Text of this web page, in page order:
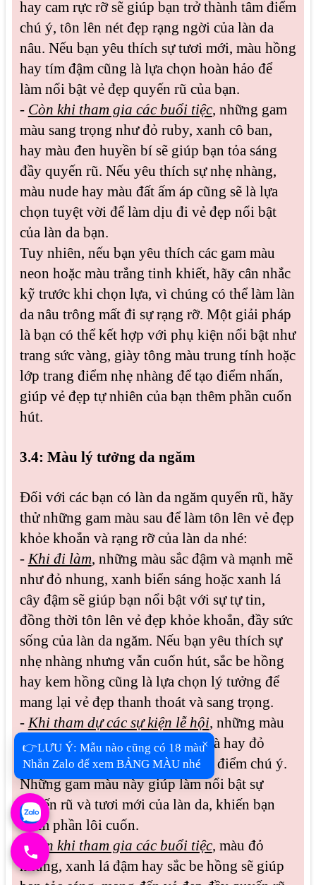
hay cam rực rỡ sẽ giúp bạn trở thành tâm điểm
chú ý, tôn lên nét đẹp rạng ngời của làn da
nâu. Nếu bạn yêu thích sự tươi mới, màu hồng
hay tím đậm cũng là lựa chọn hoàn hảo để
làm nổi bật vẻ đẹp quyến rũ của bạn.
- Còn khi tham gia các buổi tiệc, những gam
màu sang trọng như đỏ ruby, xanh cô ban,
hay màu đen huyền bí sẽ giúp bạn tỏa sáng
đầy quyến rũ. Nếu yêu thích sự nhẹ nhàng,
màu nude hay màu đất ấm áp cũng sẽ là lựa
chọn tuyệt vời để làm dịu đi vẻ đẹp nổi bật
của làn da bạn.
Tuy nhiên, nếu bạn yêu thích các gam màu
neon hoặc màu trắng tinh khiết, hãy cân nhắc
kỹ trước khi chọn lựa, vì chúng có thể làm làn
da nâu trông mất đi sự rạng rỡ. Một giải pháp
là bạn có thể kết hợp với phụ kiện nổi bật như
trang sức vàng, giày tông màu trung tính hoặc
lớp trang điểm nhẹ nhàng để tạo điểm nhấn,
giúp vẻ đẹp tự nhiên của bạn thêm phần cuốn
hút.
3.4: Màu lý tưởng da ngăm
Đối với các bạn có làn da ngăm quyến rũ, hãy
thử những gam màu sau để làm tôn lên vẻ đẹp
khỏe khoắn và rạng rỡ của làn da nhé:
-Khi đi làm, những màu sắc đậm và mạnh mẽ
như đỏ nhung, xanh biển sáng hoặc xanh lá
cây đậm sẽ giúp bạn nổi bật với sự tự tin,
đồng thời tôn lên vẻ đẹp khỏe khoắn, đầy sức
sống của làn da ngăm. Nếu bạn yêu thích sự
nhẹ nhàng nhưng vẫn cuốn hút, sắc be hồng
hay kem hồng cũng là lựa chọn lý tưởng để
mang lại vẻ đẹp thanh thoát và sang trọng.
-Khi tham dự các sự kiện lễ hội, những màu
sắc quyến rũ như hồng tro, tím cà hay đỏ
nhung sẽ giúp bạn trở thành tâm điểm chú ý.
Những gam màu này giúp làm nổi bật sự
quyến rũ và tươi mới của làn da, khiến bạn
thêm phần lôi cuốn.
-Còn khi tham gia các buổi tiệc, màu đỏ
nhung, xanh lá đậm hay sắc be hồng sẽ giúp